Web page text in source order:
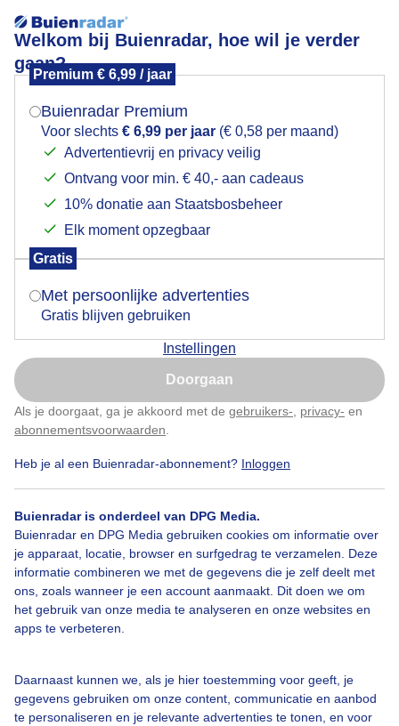
Welkom bij Buienradar, hoe wil je verder
gaan?
Premium € 6,99 / jaar
Buienradar Premium
Voor slechts € 6,99 per jaar (€ 0,58 per maand)
Advertentievrij en privacy veilig
Ontvang voor min. € 40,- aan cadeaus
10% donatie aan Staatsbosbeheer
Elk moment opzegbaar
Gratis
Met persoonlijke advertenties
Gratis blijven gebruiken
Instellingen
Doorgaan
Als je doorgaat, ga je akkoord met de gebruikers- privacy- en
abonnementsvoorwaarden
Heb je al een Buienradar-abonnement? Inloggen
Buienradar is onderdeel van DPG Media.
Buienradar en DPG Media gebruiken cookies om informatie over
je apparaat, locatie, browser en surfgedrag te verzamelen. Deze
informatie combineren we met de gegevens die je zelf deelt met
ons, zoals wanneer je een account aanmaakt. Dit doen we om
het gebruik van onze media te analyseren en onze websites en
apps te verbeteren.
Daarnaast kunnen we, als je hier toestemming voor geeft, je
gegevens gebruiken om onze content, communicatie en aanbod
te personaliseren en je relevante advertenties te tonen, en voor
Veel Sneeuw in Arnemuiden
Door: Kees Marijs Gemaakt: 07-01-2026, 21x bekeken
Bekijk slideshow
Een moment geduld aub...
Mogen we je locatie gebruiken voor het
Indien je hier nog geen akkoord op hebt gegeven,
verschijnt er zo een pop-up uit je browser waarin
Is goed, toon de popup
Nu niet, misschien later
Klik hierom dit aan te passen